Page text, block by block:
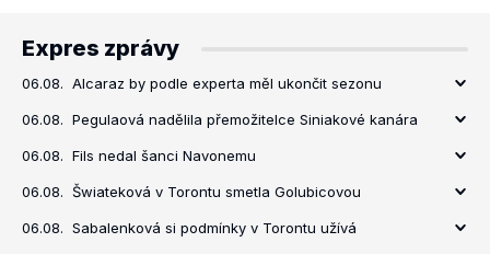
Expres zprávy
06.08. Alcaraz by podle experta měl ukončit sezonu
06.08. Pegulaová nadělila přemožitelce Siniakové kanára
06.08. Fils nedal šanci Navonemu
06.08. Šwiateková v Torontu smetla Golubicovou
06.08. Sabalenková si podmínky v Torontu užívá